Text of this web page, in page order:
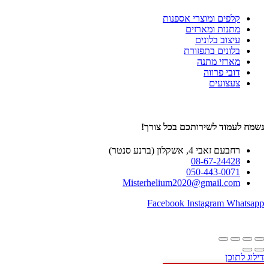
קלפים ומוצרי אספנות
מתנות ומארזים
עיצוב בלונים
בלונים בתפזורת
מארזי מתנה
דובי פרווה
צעצועים
נשמח לעמוד לשירותכם בכל צורך!
רחבעם זאבי 4, אשקלון (ברנע סנטר)
08-67-24428
050-443-0071
Misterhelium2020@gmail.com
Facebook Instagram Whatsapp
דילוג לתוכן